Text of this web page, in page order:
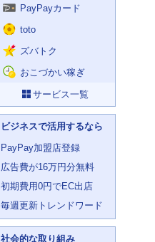
PayPayカード
toto
ズバトク
おこづかい稼ぎ
サービス一覧
ビジネスで活用するなら
PayPay加盟店登録
広告費が16万円分無料
初期費用0円でEC出店
毎週更新トレンドワード
社会的な取り組み